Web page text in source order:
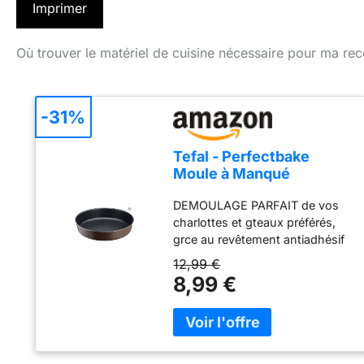
Imprimer
Où trouver le matériel de cuisine nécessaire pour ma
Tefal - Perfectbake
Moule à Manqué
Recyclé - 26cm
DEMOULAGE PARFAIT de vos
charlottes et gteaux préférés,
grce au revêtement antiadhésif
exclusif de ce moule HAUTE
RESISTANCE ET DURABILITE :
ce moule à gteau est fabriqué
en aluminium 100 percent
recyclé, 2 fois plus résistant que
RESULTATS DE CUISSON
12,99 €
8,99 €
-31%